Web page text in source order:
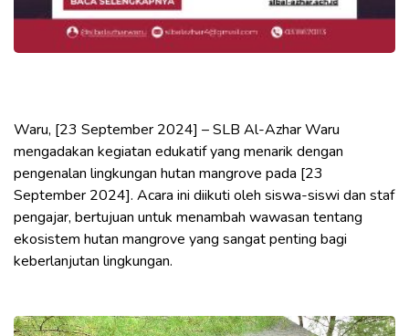
Waru, [23 September 2024] – SLB Al-Azhar Waru
mengadakan kegiatan edukatif yang menarik dengan
pengenalan lingkungan hutan mangrove pada [23
September 2024]. Acara ini diikuti oleh siswa-siswi dan staf
pengajar, bertujuan untuk menambah wawasan tentang
ekosistem hutan mangrove yang sangat penting bagi
keberlanjutan lingkungan.